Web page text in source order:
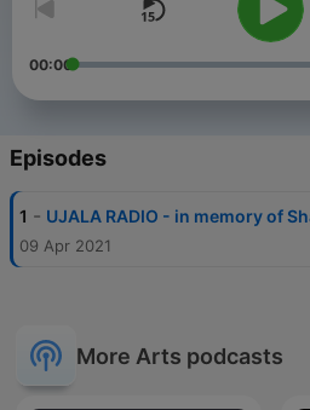
00:00
Episodes
1 - UJALA RADIO - in memory of
09 Apr 2021
More Arts podcasts